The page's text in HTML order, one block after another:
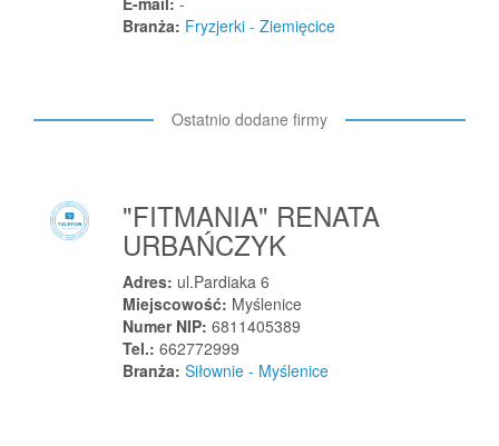
Żywocice
Branża: Fryzjerki - Ziemięcice
Ostatnio dodane firmy
"FITMANIA" RENATA
URBAŃCZYK
Adres: ul.Pardiaka 6
Miejscowość: Myślenice
Numer NIP: 6811405389
Tel.: 662772999
Branża: Siłownie - Myślenice